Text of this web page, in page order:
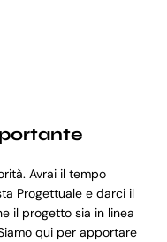
Avrai il tempo
Progettuale e darci il
il progetto sia in linea
qui per apportare